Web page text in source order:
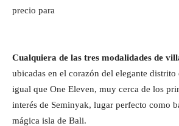
precio para
Cualquiera de las tres modalidades de
ubicadas en el corazón del elegante
igual que One Eleven, muy cerca de los
interés de Seminyak, lugar perfecto como
mágica isla de Bali.